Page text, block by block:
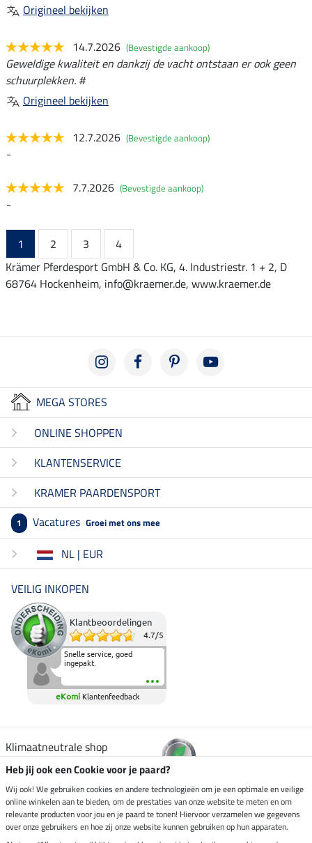
Origineel bekijken
14.7.2026 (Bevestigde aankoop)
Geweldige kwaliteit en dankzij de vacht ontstaan er ook geen
schuurplekken. #
Origineel bekijken
12.7.2026 (Bevestigde aankoop)
-
7.7.2026 (Bevestigde aankoop)
-
1 2 3
4
Krämer Pferdesport GmbH & Co. KG, 4. Industriestr. 1 + 2, D
68764 Hockenheim, info@kraemer.de, www.kraemer.de
MEGA STORES
ONLINE SHOPPEN
KLANTENSERVICE
KRAMER PAARDENSPORT
1 Vacatures Groei met ons mee
NL | EUR
VEILIG INKOPEN
Klantbeoordelingen
4.7/5
Snelle service, goed
ingepakt.
eKomi Klantenfeedback
Klimaatneutrale shop
Verzending per
Heb jij ook een Cookie voor je paard?
Wij ook! We gebruiken cookies en andere technologieën om je een optimale en veilige
online winkelen aan te bieden, om de prestaties van onze website te meten en om
relevante producten voor jou en je paard te tonen! Hiervoor verzamelen we gegevens
over onze gebruikers en hoe zij onze website kunnen gebruiken op hun apparaten.